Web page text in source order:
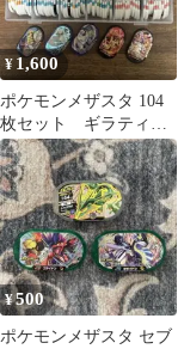
¥ 1,600
ポケモンメザスタ 104
枚セット ギラティナ•
ガラルフリーザー•グレ
ンアルマ
¥500
ポケモンメザスタ セブ